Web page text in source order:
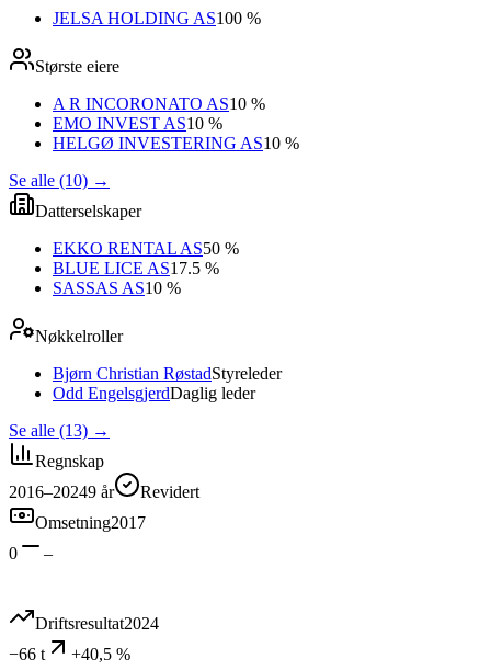
JELSA HOLDING AS100 %
Største eiere
A R INCORONATO AS10 %
EMO INVEST AS10 %
HELGØ INVESTERING AS10 %
Se alle (10) →
Datterselskaper
EKKO RENTAL AS50 %
BLUE LICE AS17.5 %
SASSAS AS10 %
Nøkkelroller
Bjørn Christian RøstadStyreleder
Odd EngelsgjerdDaglig leder
Se alle (13) →
Regnskap
2016–20249 år
Revidert
Omsetning2017
0
–
Driftsresultat2024
−66 t
+40,5 %